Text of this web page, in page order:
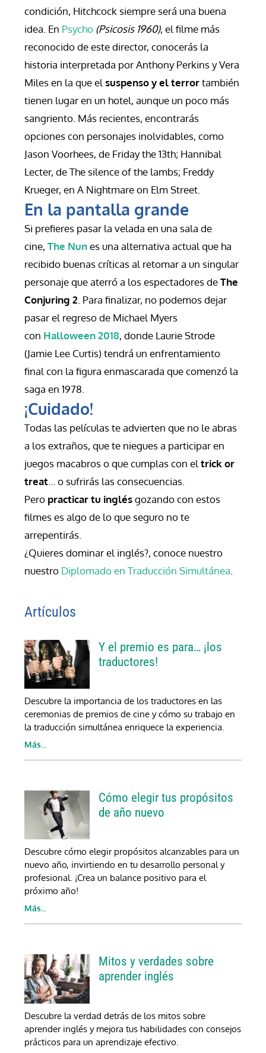
condición, Hitchcock siempre será una buena
idea. En Psycho (Psicosis 1960), el filme más
reconocido de este director, conocerás la
historia interpretada por Anthony Perkins y Vera
Miles en la que el suspenso y el terror también
tienen lugar en un hotel, aunque un poco más
sangriento. Más recientes, encontrarás
opciones con personajes inolvidables, como
Jason Voorhees, de Friday the 13th; Hannibal
Lecter, de The silence of the lambs; Freddy
Krueger, en A Nightmare on Elm Street.
En la pantalla grande
Si prefieres pasar la velada en una sala de
cine, The Nun es una alternativa actual que ha
recibido buenas críticas al retomar a un singular
personaje que aterró a los espectadores de The
Conjuring 2 . Para finalizar, no podemos dejar
pasar el regreso de Michael Myers
con Halloween 2018, donde Laurie Strode
(Jamie Lee Curtis) tendrá un enfrentamiento
final con la figura enmascarada que comenzó la
saga en 1978.
¡Cuidado!
Todas las películas te advierten que no le abras
a los extraños, que te niegues a participar en
juegos macabros o que cumplas con el trick or
treat … o sufrirás las consecuencias.
Pero practicar tu inglés gozando con estos
filmes es algo de lo que seguro no te
arrepentirás.
¿Quieres dominar el inglés?, conoce nuestro
nuestro Diplomado en Traducción Simultánea
Artículos
Y el premio es para… ¡los
traductores!
Descubre la importancia de los traductores en las
ceremonias de premios de cine y cómo su trabajo en
la traducción simultánea enriquece la experiencia.
Más...
Cómo elegir tus propósitos
de año nuevo
Descubre cómo elegir propósitos alcanzables para un
nuevo año, invirtiendo en tu desarrollo personal y
profesional. ¡Crea un balance positivo para el
próximo año!
Más...
Mitos y verdades sobre
aprender inglés
Descubre la verdad detrás de los mitos sobre
aprender inglés y mejora tus habilidades con consejos
prácticos para un aprendizaje efectivo.